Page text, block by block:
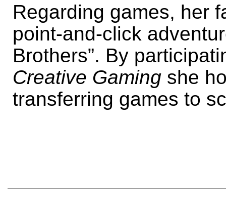
Regarding games, her
point-and-click
Brothers”. By
Creative Gaming she
transferring games to